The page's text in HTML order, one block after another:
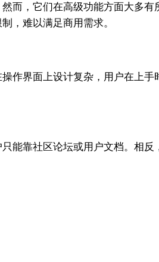
，它们在高级功能方面大多有
，难以满足商用需求。
作界面上设计复杂，用户在上
能靠社区论坛或用户文档。相